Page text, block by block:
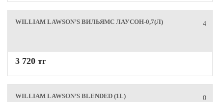
4
WILLIAM LAWSON’S ВИЛЬЯМС ЛАУСОН-0,7(Л)
3 720 тг
0
WILLIAM LAWSON’S BLENDED (1L)